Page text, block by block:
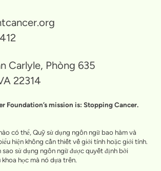
Carlyle, Phòng 635
22314
Foundation’s mission is: Stopping Cancer.
có thể, Quỹ sử dụng ngôn ngữ bao hàm và
hiện không cần thiết về giới tính hoặc giới tính.
sao sử dụng ngôn ngữ được quyết định bởi
khoa học mà nó dựa trên.